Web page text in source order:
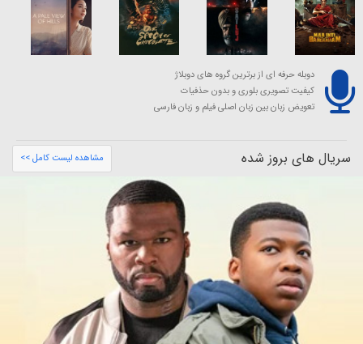
دوبله حرفه ای از برترین گروه های دوبلاژ
کیفیت تصویری بلوری و بدون حذفیات
تعویض زبان بین زبان اصلی فیلم و زبان فارسی
سریال های بروز شده مشاهده لیست کامل >>